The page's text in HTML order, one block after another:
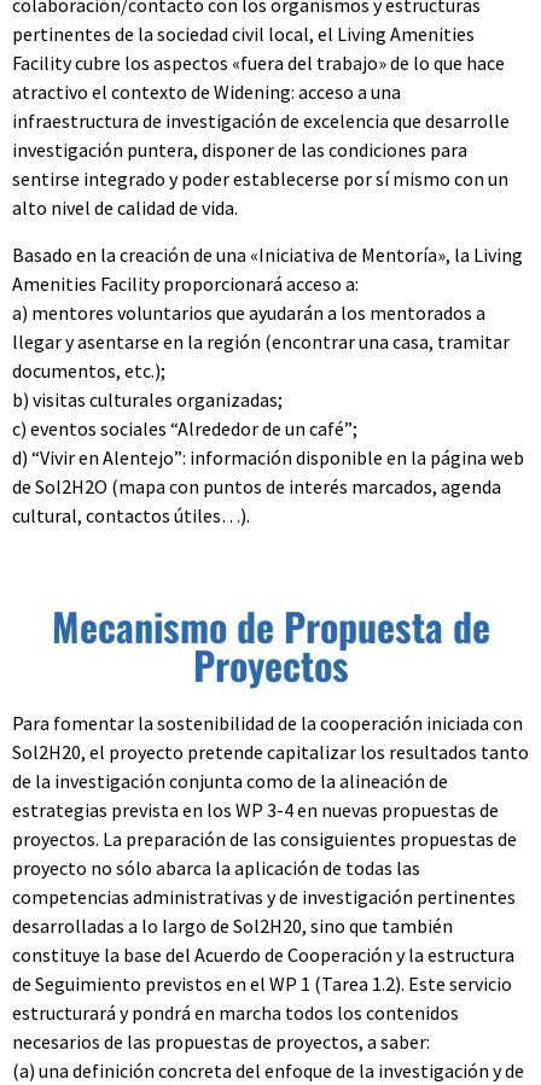
colaboración/contacto con los organismos y estructuras
pertinentes de la sociedad civil local, el Living Amenities
Facility cubre los aspectos «fuera del trabajo» de lo que hace
atractivo el contexto de Widening: acceso a una
infraestructura de investigación de excelencia que desarrolle
investigación puntera, disponer de las condiciones para
sentirse integrado y poder establecerse por sí mismo con un
alto nivel de calidad de vida.
Basado en la creación de una «Iniciativa de Mentoría», la Living
Amenities Facility proporcionará acceso a:
a) mentores voluntarios que ayudarán a los mentorados a
llegar y asentarse en la región (encontrar una casa, tramitar
documentos, etc.);
b) visitas culturales organizadas;
c) eventos sociales “Alrededor de un café”;
d) “Vivir en Alentejo”: información disponible en la página web
de Sol2H2O (mapa con puntos de interés marcados, agenda
cultural, contactos útiles…).
Mecanismo de Propuesta de
Proyectos
Para fomentar la sostenibilidad de la cooperación iniciada con
Sol2H20, el proyecto pretende capitalizar los resultados tanto
de la investigación conjunta como de la alineación de
estrategias prevista en los WP 3-4 en nuevas propuestas de
proyectos. La preparación de las consiguientes propuestas de
proyecto no sólo abarca la aplicación de todas las
competencias administrativas y de investigación pertinentes
desarrolladas a lo largo de Sol2H20, sino que también
constituye la base del Acuerdo de Cooperación y la estructura
de Seguimiento previstos en el WP 1 (Tarea 1.2). Este servicio
estructurará y pondrá en marcha todos los contenidos
necesarios de las propuestas de proyectos, a saber:
(a) una definición concreta del enfoque de la investigación y de